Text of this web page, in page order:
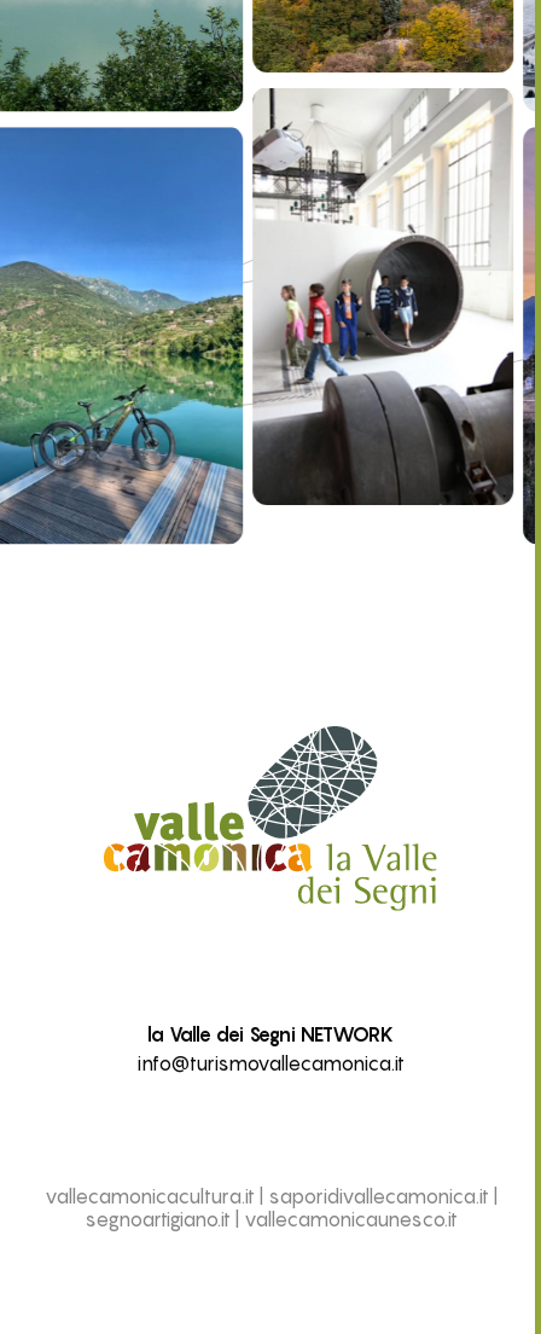
la Valle dei Segni NETWORK
info@turismovallecamonica.it
vallecamonicacultura.it saporidivallecamonica.it
segnoartigiano.it
vallecamonicaunesco.it